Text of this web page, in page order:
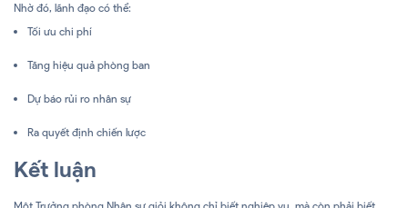
Nhờ đó, lãnh đạo có thể:
Tối ưu chi phí
Tăng hiệu quả phòng ban
Dự báo rủi ro nhân sự
Ra quyết định chiến lược
Kết luận